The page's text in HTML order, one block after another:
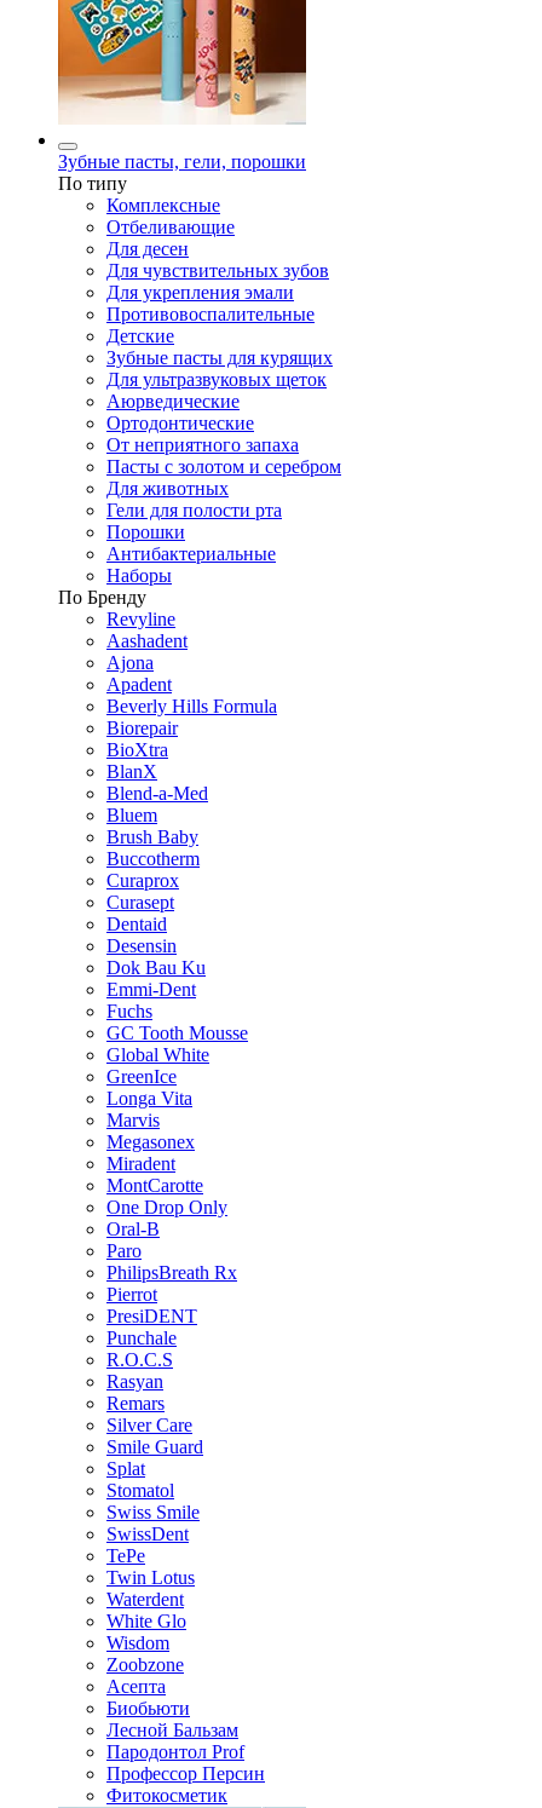
Зубные пасты, гели, порошки
По типу
Комплексные
Отбеливающие
Для десен
Для чувствительных зубов
Для укрепления эмали
Противовоспалительные
Детские
Зубные пасты для курящих
Для ультразвуковых щеток
Аюрведические
Ортодонтические
От неприятного запаха
Пасты с золотом и серебром
Для животных
Гели для полости рта
Порошки
Антибактериальные
Наборы
По Бренду
Revyline
Aashadent
Ajona
Apadent
Beverly Hills Formula
Biorepair
BioXtra
BlanX
Blend-a-Med
Bluem
Brush Baby
Buccotherm
Curaprox
Curasept
Dentaid
Desensin
Dok Bau Ku
Emmi-Dent
Fuchs
GC Tooth Mousse
Global White
GreenIce
Longa Vita
Marvis
Megasonex
Miradent
MontCarotte
One Drop Only
Oral-B
Paro
PhilipsBreath Rx
Pierrot
PresiDENT
Punchale
R.O.C.S
Rasyan
Remars
Silver Care
Smile Guard
Splat
Stomatol
Swiss Smile
SwissDent
TePe
Twin Lotus
Waterdent
White Glo
Wisdom
Zoobzone
Асепта
Биобьюти
Лесной Бальзам
Пародонтол Prof
Профессор Персин
Фитокосметик